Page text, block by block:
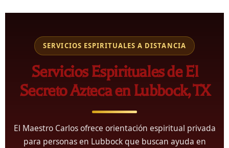
SERVICIOS ESPIRITUALES A DISTANCIA
Servicios Espirituales de El
Secreto Azteca en Lubbock, TX
El Maestro Carlos ofrece orientación espiritual privada
para personas en Lubbock que buscan ayuda en